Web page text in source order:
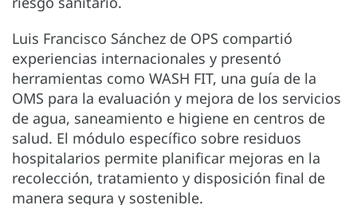
Luis Francisco Sánchez de OPS compartió
experiencias internacionales y presentó
herramientas como WASH FIT, una guía de la
OMS para la evaluación y mejora de los servicios
de agua, saneamiento e higiene en centros de
salud. El módulo específico sobre residuos
hospitalarios permite planificar mejoras en la
recolección, tratamiento y disposición final de
manera segura y sostenible.